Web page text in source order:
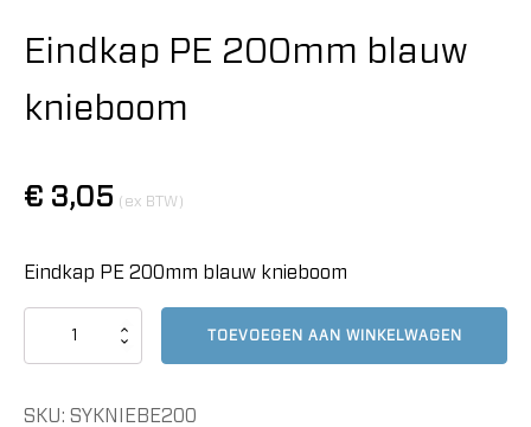
Eindkap PE 200mm blauw
knieboom
€ 3,05 (ex BTW)
Eindkap PE 200mm blauw knieboom
Eindkap
knieboom
TOEVOEGEN AAN WINKELWAGEN
SKU: SYKNIEBE200